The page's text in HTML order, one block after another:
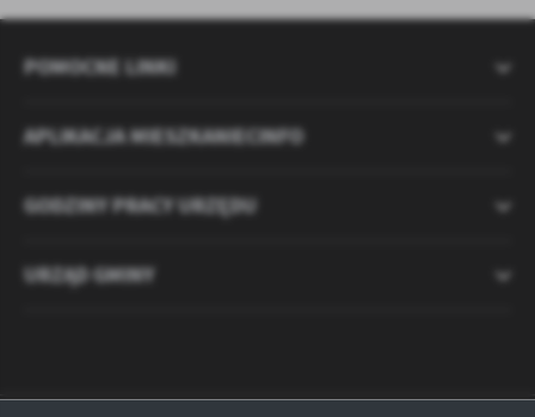
POMOCNE LINKI
APLIKACJA MIESZKANIECINFO
GODZINY PRACY URZĘDU
URZĄD GMINY